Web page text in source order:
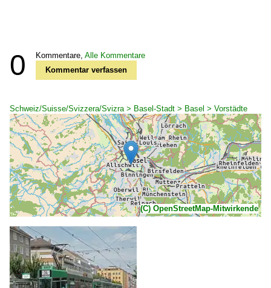
0 Kommentare, Alle Kommentare
Kommentar verfassen
Schweiz/Suisse/Svizzera/Svizra > Basel-Stadt > Basel > Vorstädte
(C) OpenStreetMap-Mitwirkende